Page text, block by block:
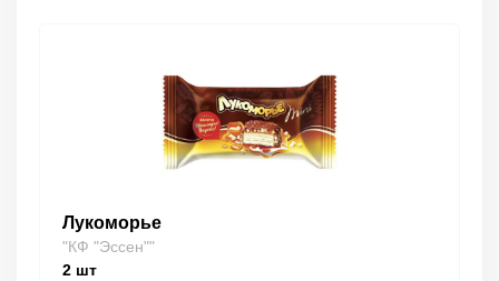
Лукоморье
"КФ "Эссен""
2 шт